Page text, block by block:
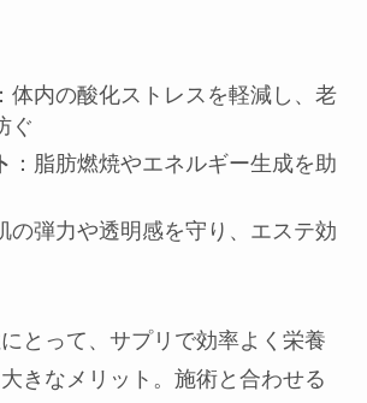
：体内の酸化ストレスを軽減し、老
ぐ
：脂肪燃焼やエネルギー生成を助
の弾力や透明感を守り、エステ効
とって、サプリで効率よく栄養
きなメリット。施術と合わせる